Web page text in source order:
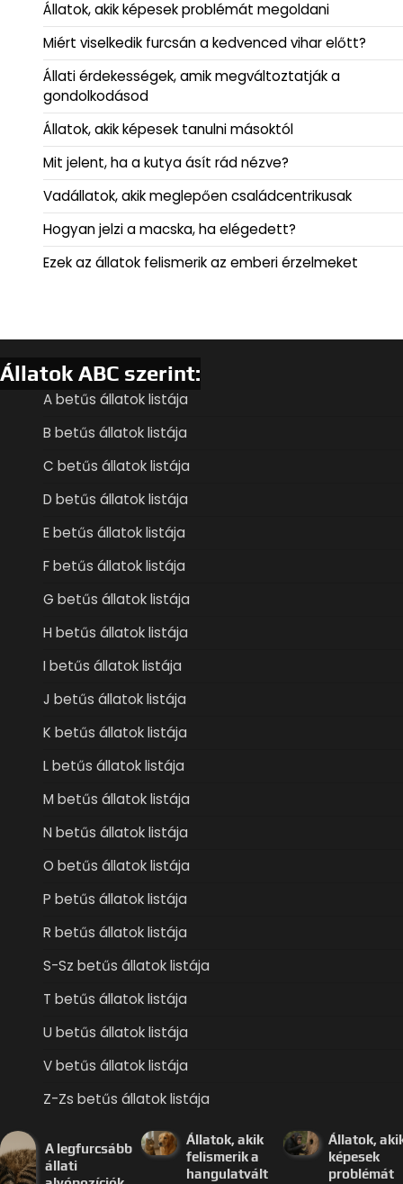
Állatok, akik képesek problémát megoldani
Miért viselkedik furcsán a kedvenced vihar előtt?
Állati érdekességek, amik megváltoztatják a
gondolkodásod
Állatok, akik képesek tanulni másoktól
Mit jelent, ha a kutya ásít rád nézve?
Vadállatok, akik meglepően családcentrikusak
Hogyan jelzi a macska, ha elégedett?
Ezek az állatok felismerik az emberi érzelmeket
Állatok ABC szerint:
A betűs állatok listája
B betűs állatok listája
C betűs állatok listája
D betűs állatok listája
E betűs állatok listája
F betűs állatok listája
G betűs állatok listája
H betűs állatok listája
I betűs állatok listája
J betűs állatok listája
K betűs állatok listája
L betűs állatok listája
M betűs állatok listája
N betűs állatok listája
O betűs állatok listája
P betűs állatok listája
R betűs állatok listája
S-Sz betűs állatok listája
T betűs állatok listája
U betűs állatok listája
V betűs állatok listája
Z-Zs betűs állatok listája
A legfurcsább
állati
Állatok, akik
felismerik a
hangulatvált
Állatok,
képesek
problémát